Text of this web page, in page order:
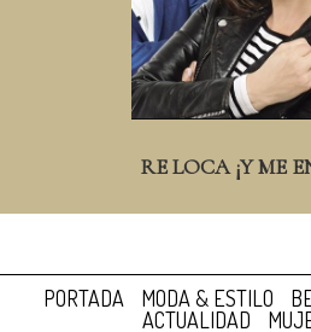
RE LOCA ¡Y ME
PORTADA MODA & ESTILO
ACTUALIDAD